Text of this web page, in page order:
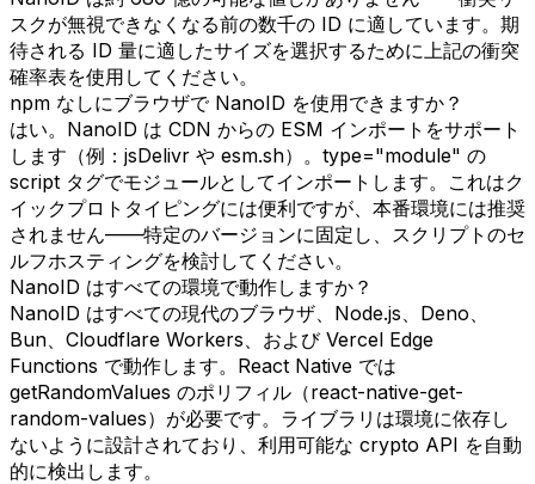
スクが無視できなくなる前の数千の ID に適しています。期
待される ID 量に適したサイズを選択するために上記の衝突
確率表を使用してください。
npm なしにブラウザで NanoID を使用できますか？
はい。NanoID は CDN からの ESM インポートをサポート
します（例：jsDelivr や esm.sh）。type="module" の
script タグでモジュールとしてインポートします。これはク
イックプロトタイピングには便利ですが、本番環境には推奨
されません——特定のバージョンに固定し、スクリプトのセ
ルフホスティングを検討してください。
NanoID はすべての環境で動作しますか？
NanoID はすべての現代のブラウザ、Node.js、Deno、
Bun、Cloudflare Workers、および Vercel Edge
Functions で動作します。React Native では
getRandomValues のポリフィル（react-native-get-
random-values）が必要です。ライブラリは環境に依存し
ないように設計されており、利用可能な crypto API を自動
的に検出します。